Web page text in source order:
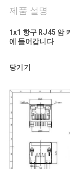
사
트
맵
PRIVACY
POLICY
제품 설명
1x1 항구 RJ45 암
에 들어갑니다
당기기